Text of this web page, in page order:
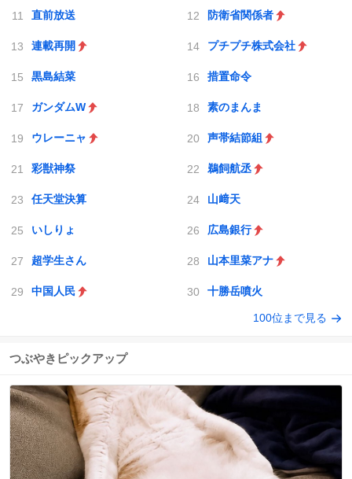
直前放送 防衛省関係者
連載再開 プチプチ株式会社
黒島結菜 措置命令
ガンダムW 素のまんま
ウレーニャ 声帯結節組
彩獣神祭 鵜飼航丞
任天堂決算 山﨑天
いしりょ 広島銀行
超学生さん 山本里菜アナ
中国人民 十勝岳噴火
100位まで見る
つぶやきピックアップ